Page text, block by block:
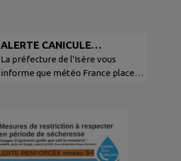
ALERTE CANICULE
VIGILANCE ORANGE
La préfecture de l'Isère vous
informe que météo France place
2026.